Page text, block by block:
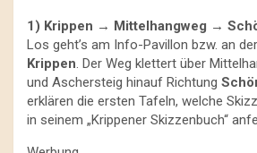
1) Krippen → Mittelhangweg →
Los geht’s am Info-Pavillon bzw. an der
Krippen. Der Weg klettert über
und Aschersteig hinauf Richtung
erklären die ersten Tafeln, welche
in seinem „Krippener Skizzenbuch“